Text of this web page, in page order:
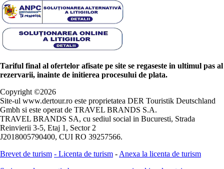
Tariful final al ofertelor afisate pe site se regaseste in ultimul pas al
rezervarii, inainte de initierea procesului de plata.
Copyright ©2026
Site-ul www.dertour.ro este proprietatea DER Touristik Deutschland
Gmbh si este operat de TRAVEL BRANDS S.A.
TRAVEL BRANDS SA, cu sediul social in Bucuresti, Strada
Reinvierii 3-5, Etaj 1, Sector 2
J2018005790400, CUI RO 39257566.
Brevet de turism - Licenta de turism - Anexa la licenta de turism